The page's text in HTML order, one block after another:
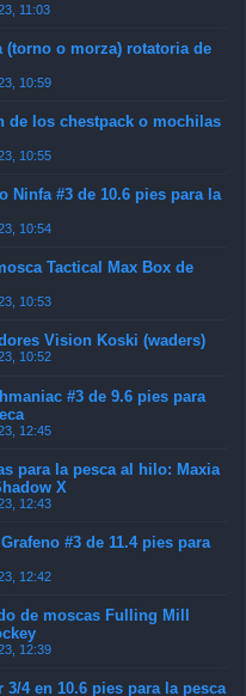
11:03
o morza) rotatoria de
10:59
de los chestpack o mochilas
10:55
Ninfa #3 de 10.6 pies para la
10:54
Tactical Max Box de
10:53
Vision Koski (waders)
10:52
#3 de 9.6 pies para
12:45
para la pesca al hilo: Maxia
X
12:43
#3 de 11.4 pies para
12:42
de moscas Fulling Mill
12:39
4 en 10.6 pies para la pesca